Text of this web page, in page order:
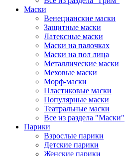
Маски
Венецианские маски
Защитные маски
Латексные маски
Маски на палочках
Маски на пол лица
Металлические маски
Меховые маски
Морф-маски
Пластиковые маски
Популярные маски
Театральные маски
Все из раздела "Маски"
Парики
Взрослые парики
Детские парики
Женские парики